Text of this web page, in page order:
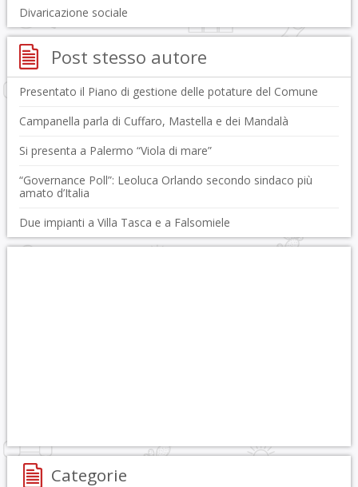
Divaricazione sociale
Post stesso autore
Presentato il Piano di gestione delle potature del Comune
Campanella parla di Cuffaro, Mastella e dei Mandalà
Si presenta a Palermo “Viola di mare”
“Governance Poll”: Leoluca Orlando secondo sindaco più
amato d’Italia
Due impianti a Villa Tasca e a Falsomiele
Categorie